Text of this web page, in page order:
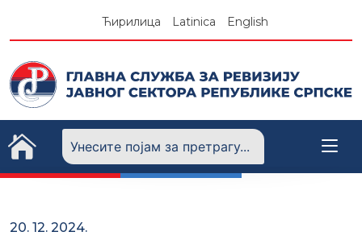
Ћирилица Latinica English
20. 12. 2024.